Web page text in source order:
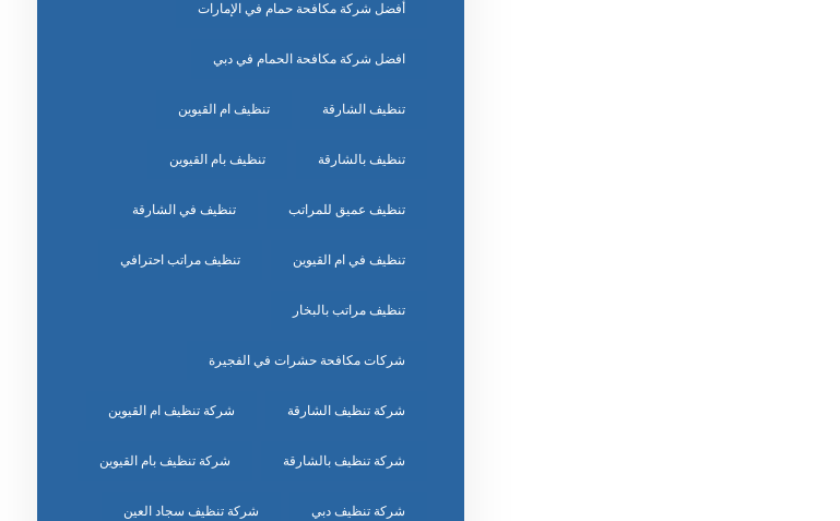
أفضل شركة مكافحة حمام في الإمارات
افضل شركة مكافحة الحمام في دبي
تنظيف الشارقة تنظيف ام القيوين
تنظيف بالشارقة تنظيف بام القيوين
تنظيف عميق للمراتب تنظيف في الشارقة
تنظيف في ام القيوين تنظيف مراتب احترافي
تنظيف مراتب بالبخار
شركات مكافحة حشرات في الفجيرة
شركة تنظيف الشارقة شركة تنظيف ام القيوين
شركة تنظيف بالشارقة شركة تنظيف بام القيوين
شركة تنظيف دبي شركة تنظيف سجاد العين